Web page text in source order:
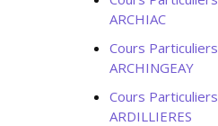
ARCHIAC
Cours
ARCHINGEAY
Cours
ARDILLIERES